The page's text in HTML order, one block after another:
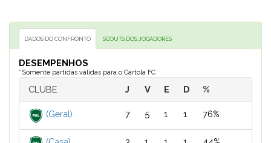
DADOS DO CONFRONTO SCOUTS DOS JOGADORES
DESEMPENHOS
* Somente partidas válidas para o Cartola FC
CLUBE J V E D %
(Geral) 7 5 1 1 76%